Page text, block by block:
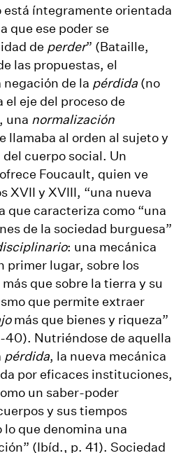
está íntegramente orientada
que ese poder se
de perder” (Bataille,
las propuestas, el
de la pérdida (no
el eje del proceso de
una normalización
llamaba al orden al sujeto y
cuerpo social. Un
Foucault, quien ve
XVII y XVIII, “una nueva
que caracteriza como “una
de la sociedad burguesa”
: una mecánica
primer lugar, sobre los
que sobre la tierra y su
que permite extraer
más que bienes y riqueza”
Nutriéndose de aquella
pérdida, la nueva mecánica
por eficaces instituciones,
un saber-poder
y sus tiempos
lo que denomina una
(Ibíd., p. 41). Sociedad